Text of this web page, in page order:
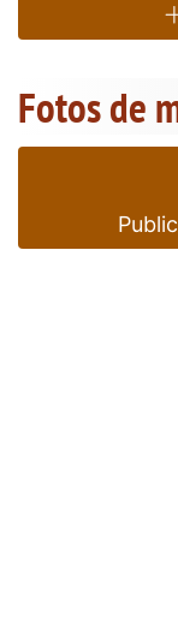
Fotos de